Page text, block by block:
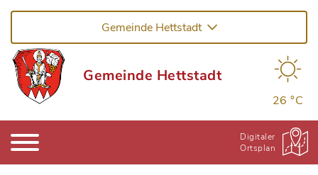
Gemeinde Hettstadt
Gemeinde Hettstadt
26 °C
Digitaler
Ortsplan